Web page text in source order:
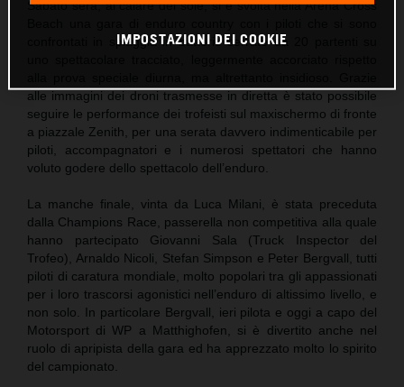
Sabato sera, al calare del sole, si è svolta nella Arena Cross
confrontati in spiaggia in batterie serrate da 20 partenti su
alle immagini dei droni trasmesse in diretta è stato possibile
seguire le performance dei trofeisti sul maxischermo di fronte
a piazzale Zenith, per una serata davvero indimenticabile per
piloti, accompagnatori e i numerosi spettatori che hanno
voluto godere dello spettacolo dell’enduro.
La manche finale, vinta da Luca Milani, è stata preceduta
dalla Champions Race, passerella non competitiva alla quale
hanno partecipato Giovanni Sala (Truck Inspector del
Trofeo), Arnaldo Nicoli, Stefan Simpson e Peter Bergvall, tutti
piloti di caratura mondiale, molto popolari tra gli appassionati
per i loro trascorsi agonistici nell’enduro di altissimo livello, e
non solo. In particolare Bergvall, ieri pilota e oggi a capo del
Motorsport di WP a Matthighofen, si è divertito anche nel
ruolo di apripista della gara ed ha apprezzato molto lo spirito
del campionato.
IMPOSTAZIONI DEI COOKIE